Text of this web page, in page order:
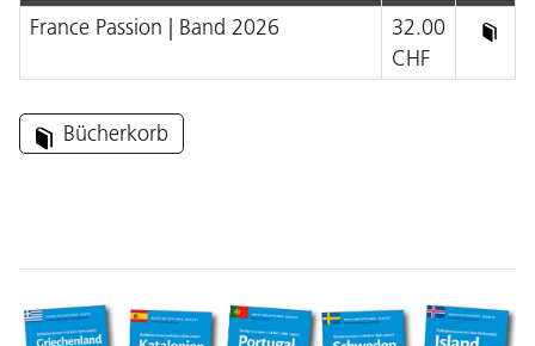
France Passion | Band 2026
32.00
CHF
Bücherkorb